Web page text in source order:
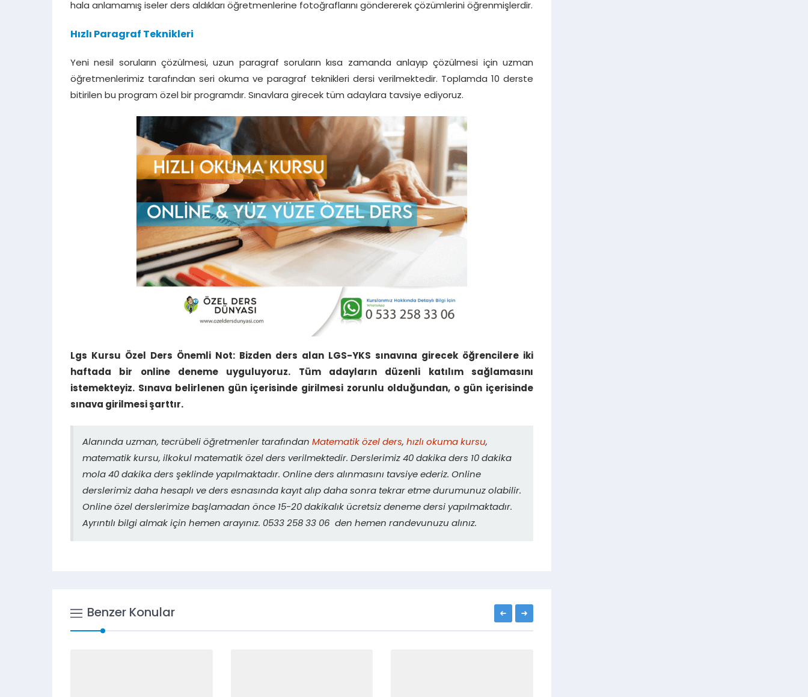
hala anlamamış iseler ders aldıkları öğretmenlerine fotoğraflarını göndererek çözümlerini öğrenmişlerdir.
Hızlı Paragraf Teknikleri
Yeni nesil soruların çözülmesi, uzun paragraf soruların kısa zamanda anlayıp çözülmesi için uzman
öğretmenlerimiz tarafından seri okuma ve paragraf teknikleri dersi verilmektedir. Toplamda 10 derste
bitirilen bu program özel bir programdır. Sınavlara girecek tüm adaylara tavsiye ediyoruz.
Lgs Kursu Özel Ders Önemli Not: Bizden ders alan LGS-YKS sınavına girecek öğrencilere iki
haftada bir online deneme uyguluyoruz. Tüm adayların düzenli katılım sağlamasını
istemekteyiz. Sınava belirlenen gün içerisinde girilmesi zorunlu olduğundan, o gün içerisinde
sınava girilmesi şarttır.
Alanında uzman, tecrübeli öğretmenler tarafından Matematik özel ders, hızlı okuma kursu,
matematik kursu, ilkokul matematik özel ders verilmektedir. Derslerimiz 40 dakika ders 10 dakika
mola 40 dakika ders şeklinde yapılmaktadır. Online ders alınmasını tavsiye ederiz. Online
derslerimiz daha hesaplı ve ders esnasında kayıt alıp daha sonra tekrar etme durumunuz olabilir.
Online özel derslerimize başlamadan önce 15-20 dakikalık ücretsiz deneme dersi yapılmaktadır.
Ayrıntılı bilgi almak için hemen arayınız. 0533 258 33 06 den hemen randevunuzu alınız.
Benzer Konular